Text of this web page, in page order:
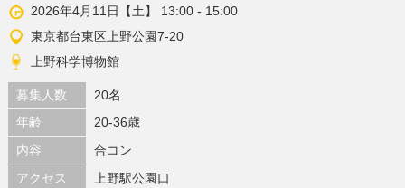
2026年4月11日【土】 13:00 - 15:00
東京都台東区上野公園7-20
上野科学博物館
募集人数
20名
年齢
20-36歳
内容
合コン
アクセス
上野駅公園口